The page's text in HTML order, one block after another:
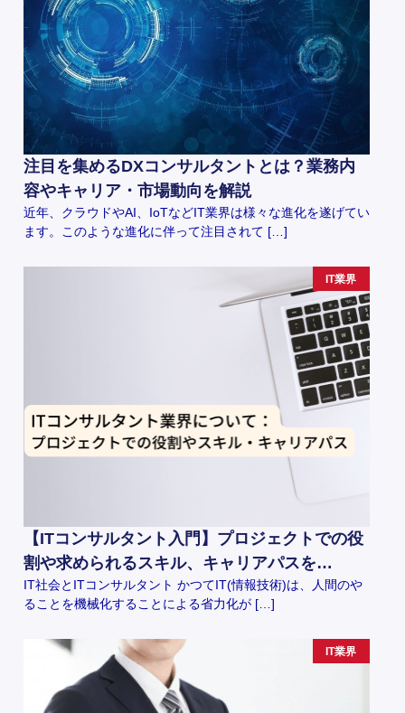
注目を集めるDXコンサルタントとは？業務内
容やキャリア・市場動向を解説
近年、クラウドやAI、IoTなどIT業界は様々な進化を遂げてい
ます。このような進化に伴って注目されて […]
IT業界
【ITコンサルタント入門】プロジェクトでの役
割や求められるスキル、キャリアパスを…
IT社会とITコンサルタント かつてIT(情報技術)は、人間のや
ることを機械化することによる省力化が […]
IT業界